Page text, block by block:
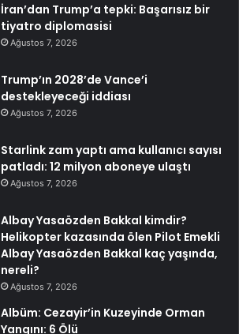
İran’dan Trump’a tepki: Başarısız bir
tiyatro diplomasisi
Ağustos 7, 2026
Trump’ın 2028’de Vance’i
destekleyeceği iddiası
Ağustos 7, 2026
Starlink zam yaptı ama kullanıcı sayısı
patladı: 12 milyon aboneye ulaştı
Ağustos 7, 2026
Albay Yasaözden Bakkal kimdir?
Helikopter kazasında ölen Pilot Emekli
Albay Yasaözden Bakkal kaç yaşında,
nereli?
Ağustos 7, 2026
Albüm: Cezayir’in Kuzeyinde Orman
Yangını: 6 Ölü